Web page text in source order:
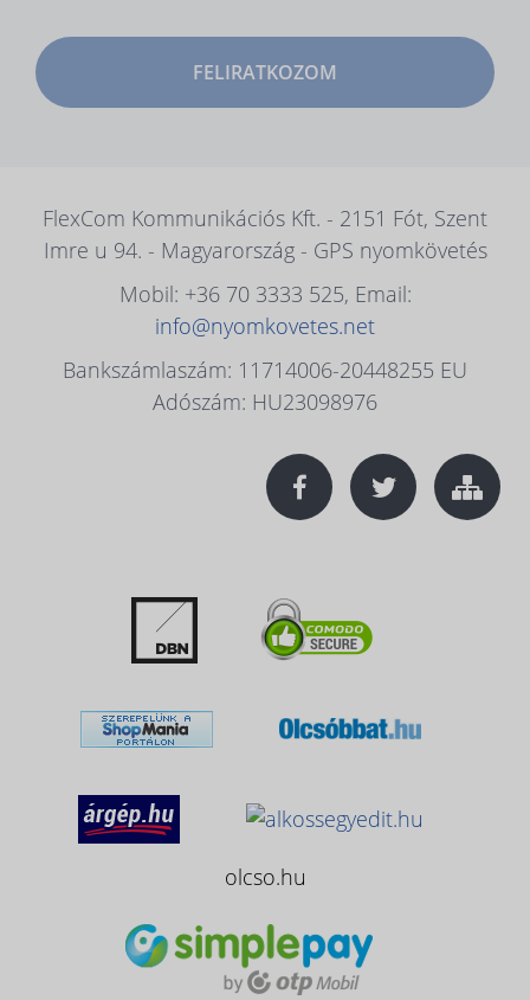
FELIRATKOZOM
FlexCom Kommunikációs Kft. - 2151 Fót, Szent
Imre u 94. - Magyarország - GPS nyomkövetés
Mobil: +36 70 3333 525, Email:
info@nyomkovetes.net
Bankszámlaszám: 11714006-20448255 EU
Adószám: HU23098976
olcso.hu